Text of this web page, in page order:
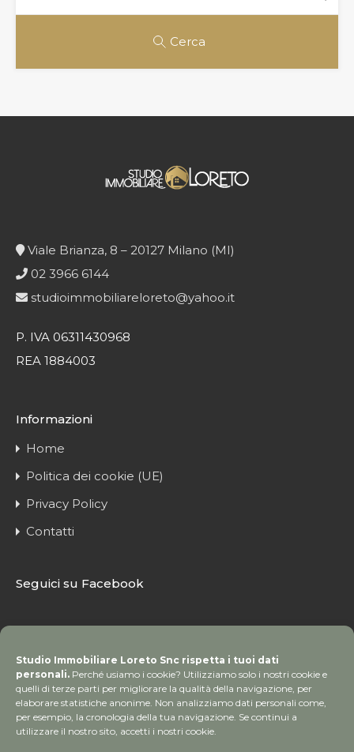
Studio Immobiliare Loreto Snc rispetta i tuoi dati
personali. Perché usiamo i cookie? Utilizziamo solo i nostri cookie e
quelli di terze parti per migliorare la qualità della navigazione, per
elaborare statistiche anonime. Non analizziamo dati personali come,
per esempio, la cronologia della tua navigazione. Se continui a
utilizzare il nostro sito, accetti i nostri cookie.
Cerca
Viale Brianza, 8 – 20127 Milano (MI)
02 3966 6144
studioimmobiliareloreto@yahoo.it
P. IVA 06311430968
REA 1884003
Informazioni
Home
Politica dei cookie (UE)
Privacy Policy
Contatti
Seguici su Facebook